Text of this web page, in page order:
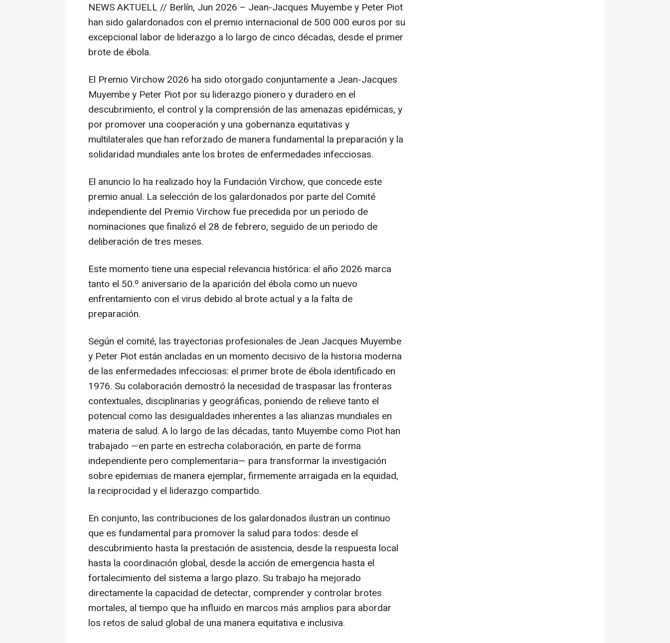
NEWS AKTUELL // Berlín, Jun 2026 – Jean-Jacques Muyembe y Peter Piot
han sido galardonados con el premio internacional de 500 000 euros por su
excepcional labor de liderazgo a lo largo de cinco décadas, desde el primer
brote de ébola.
El Premio Virchow 2026 ha sido otorgado conjuntamente a Jean-Jacques
Muyembe y Peter Piot por su liderazgo pionero y duradero en el
descubrimiento, el control y la comprensión de las amenazas epidémicas, y
por promover una cooperación y una gobernanza equitativas y
multilaterales que han reforzado de manera fundamental la preparación y la
solidaridad mundiales ante los brotes de enfermedades infecciosas.
El anuncio lo ha realizado hoy la Fundación Virchow, que concede este
premio anual. La selección de los galardonados por parte del Comité
independiente del Premio Virchow fue precedida por un periodo de
nominaciones que finalizó el 28 de febrero, seguido de un periodo de
deliberación de tres meses.
Este momento tiene una especial relevancia histórica: el año 2026 marca
tanto el 50.º aniversario de la aparición del ébola como un nuevo
enfrentamiento con el virus debido al brote actual y a la falta de
preparación.
Según el comité, las trayectorias profesionales de Jean Jacques Muyembe
y Peter Piot están ancladas en un momento decisivo de la historia moderna
de las enfermedades infecciosas: el primer brote de ébola identificado en
1976. Su colaboración demostró la necesidad de traspasar las fronteras
contextuales, disciplinarias y geográficas, poniendo de relieve tanto el
potencial como las desigualdades inherentes a las alianzas mundiales en
materia de salud. A lo largo de las décadas, tanto Muyembe como Piot han
trabajado —en parte en estrecha colaboración, en parte de forma
independiente pero complementaria— para transformar la investigación
sobre epidemias de manera ejemplar, firmemente arraigada en la equidad,
la reciprocidad y el liderazgo compartido.
En conjunto, las contribuciones de los galardonados ilustran un continuo
que es fundamental para promover la salud para todos: desde el
descubrimiento hasta la prestación de asistencia, desde la respuesta local
hasta la coordinación global, desde la acción de emergencia hasta el
fortalecimiento del sistema a largo plazo. Su trabajo ha mejorado
directamente la capacidad de detectar, comprender y controlar brotes
mortales, al tiempo que ha influido en marcos más amplios para abordar
los retos de salud global de una manera equitativa e inclusiva.